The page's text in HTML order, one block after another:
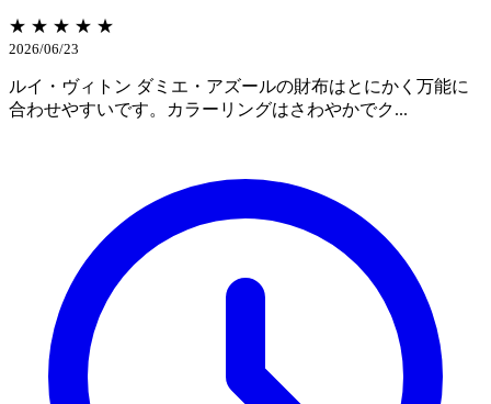
★ ★ ★ ★ ★
2026/06/23
ルイ・ヴィトン ダミエ・アズールの財布はとにかく万能に
合わせやすいです。カラーリングはさわやかでク...